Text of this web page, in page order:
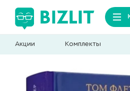
Акции Комплекты